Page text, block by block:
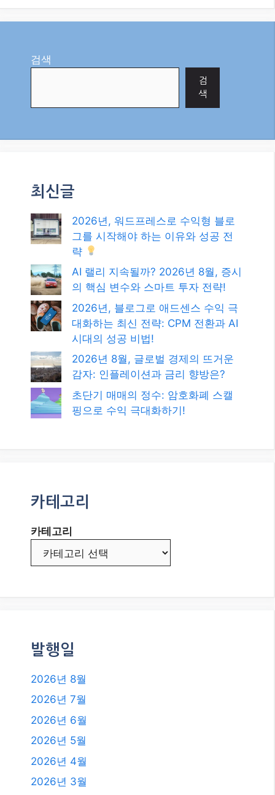
검색
검
색
최신글
2026년, 워드프레스로 수익형 블로
그를 시작해야 하는 이유와 성공 전
략
AI 랠리 지속될까? 2026년 8월, 증시
의 핵심 변수와 스마트 투자 전략!
2026년, 블로그로 애드센스 수익 극
대화하는 최신 전략: CPM 전환과 AI
시대의 성공 비법!
2026년 8월, 글로벌 경제의 뜨거운
감자: 인플레이션과 금리 향방은?
초단기 매매의 정수: 암호화폐 스캘
핑으로 수익 극대화하기!
카테고리
카테고리
발행일
2026년 8월
2026년 7월
2026년 6월
2026년 5월
2026년 4월
2026년 3월